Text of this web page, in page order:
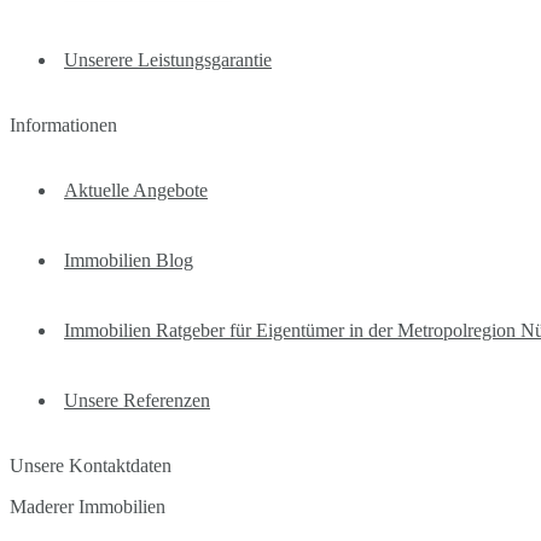
Unserere Leistungsgarantie
Informationen
Aktuelle Angebote
Immobilien Blog
Immobilien Ratgeber für Eigentümer in der Metropolregion
Unsere Referenzen
Unsere Kontaktdaten
Maderer Immobilien